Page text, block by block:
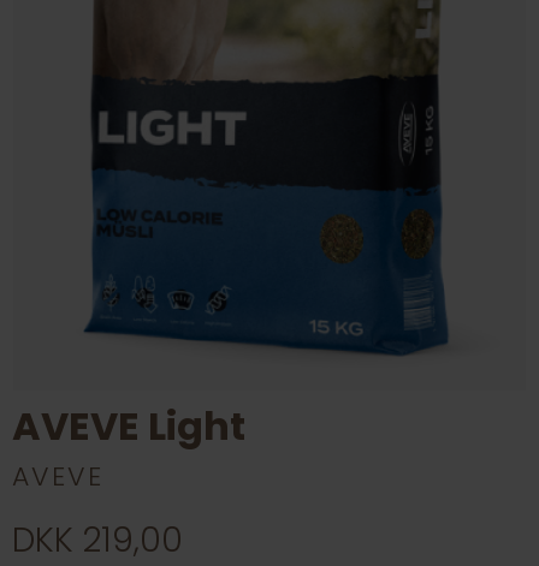
AVEVE Light
AVEVE
DKK 219,00